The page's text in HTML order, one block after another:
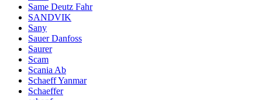
Same Deutz Fahr
SANDVIK
Sany
Sauer Danfoss
Saurer
Scam
Scania Ab
Schaeff Yanmar
Schaeffer